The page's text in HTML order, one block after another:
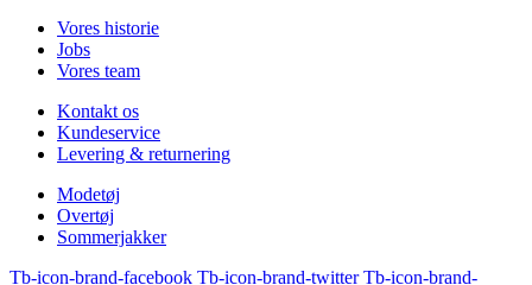
Vores historie
Jobs
Vores team
Kontakt os
Kundeservice
Levering & returnering
Modetøj
Overtøj
Sommerjakker
Tb-icon-brand-facebook Tb-icon-brand-twitter Tb-icon-brand-